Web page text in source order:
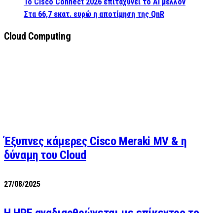
Στα 66,7 εκατ. ευρώ η αποτίμηση της QnR
Cloud Computing
Έξυπνες κάμερες Cisco Meraki MV & η
δύναμη του Cloud
27/08/2025